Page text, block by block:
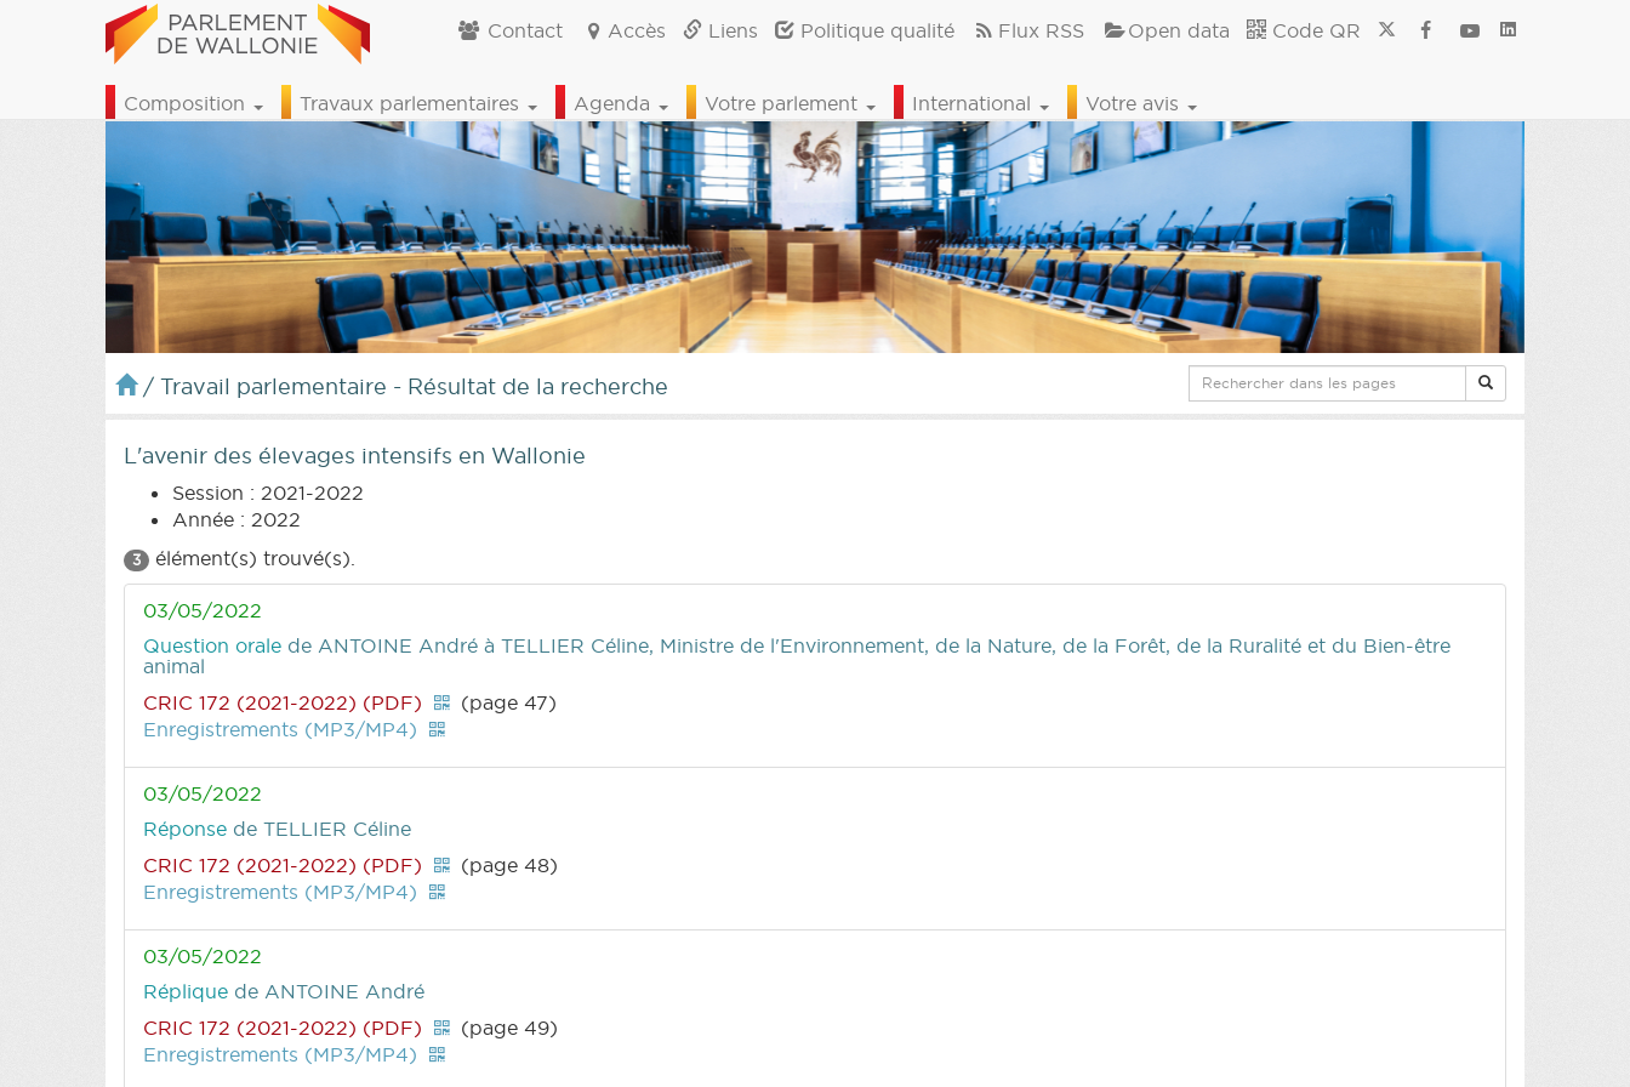
Contact Accès Liens Politique qualité Flux RSS Open data Code QR
Composition Travaux parlementaires Agenda Votre parlement International Votre avis
/ Travail parlementaire - Résultat de la recherche
L'avenir des élevages intensifs en Wallonie
Session : 2021-2022
Année : 2022
3 élément(s) trouvé(s).
03/05/2022
Question orale de ANTOINE André à TELLIER Céline, Ministre de l'Environnement, de la Nature, de la Forêt, de la Ruralité et du Bien-être
animal
CRIC 172 (2021-2022) (PDF)
(page 47)
Enregistrements (MP3/MP4)
03/05/2022
Réponse de TELLIER Céline
CRIC 172 (2021-2022) (PDF)
(page 48)
Enregistrements (MP3/MP4)
03/05/2022
Réplique de ANTOINE André
CRIC 172 (2021-2022) (PDF)
(page 49)
Enregistrements (MP3/MP4)